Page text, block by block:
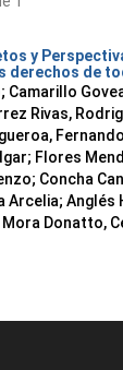
y
derechos de
; Camarillo
Rivas,
; Flores
; Concha
Arcelia; Anglés
Mora Donatto,